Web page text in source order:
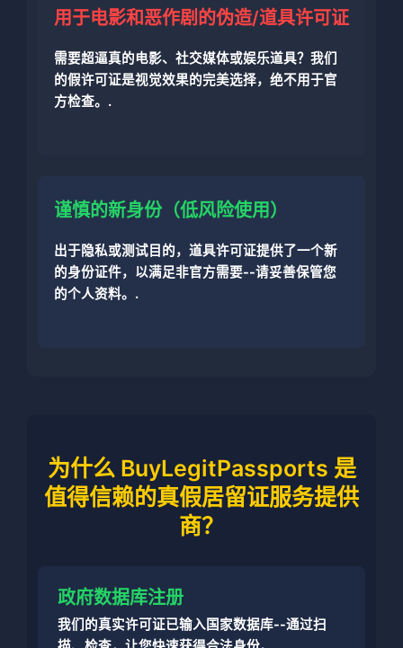
用于电影和恶作剧的伪造/道具许可证
需要超逼真的电影、社交媒体或娱乐道具？我们
的假许可证是视觉效果的完美选择，绝不用于官
方检查。.
谨慎的新身份（低风险使用）
出于隐私或测试目的，道具许可证提供了一个新
的身份证件，以满足非官方需要--请妥善保管您
的个人资料。.
为什么 BuyLegitPassports 是
值得信赖的真假居留证服务提供
商？
政府数据库注册
我们的真实许可证已输入国家数据库--通过扫